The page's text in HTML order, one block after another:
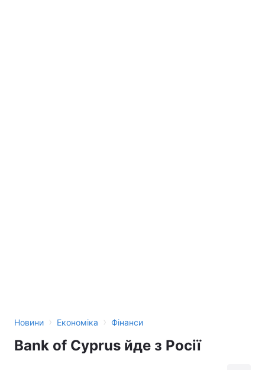
Новини › Економіка › Фінанси
Bank of Cyprus йде з Росії